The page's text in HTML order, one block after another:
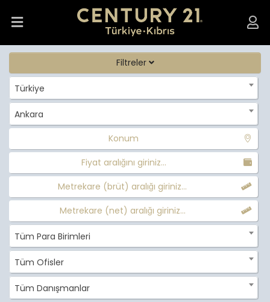
Filtreler
Türkiye
Ankara
Konum
Fiyat aralığını giriniz...
Metrekare (brüt) aralığı giriniz...
Metrekare (net) aralığı giriniz...
Tüm Para Birimleri
Tüm Ofisler
Tüm Danışmanlar